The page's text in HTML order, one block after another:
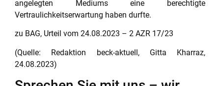
angelegten Mediums eine berechtigte
Vertraulichkeitserwartung haben durfte.
zu BAG, Urteil vom 24.08.2023 – 2 AZR 17/23
(Quelle: Redaktion beck-aktuell, Gitta Kharraz,
24.08.2023)